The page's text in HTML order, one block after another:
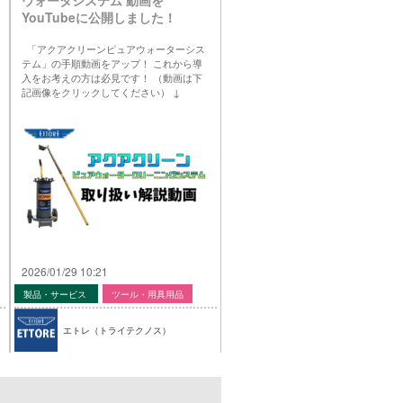
YouTubeに公開しました！
「アクアクリーンピュアウォーターシス
テム」の手順動画をアップ！ これから導
入をお考えの方は必見です！ （動画は下
記画像をクリックしてください） ↓
2026/01/29 10:21
製品・サービス ツール・用具用品
エトレ（トライテクノス）